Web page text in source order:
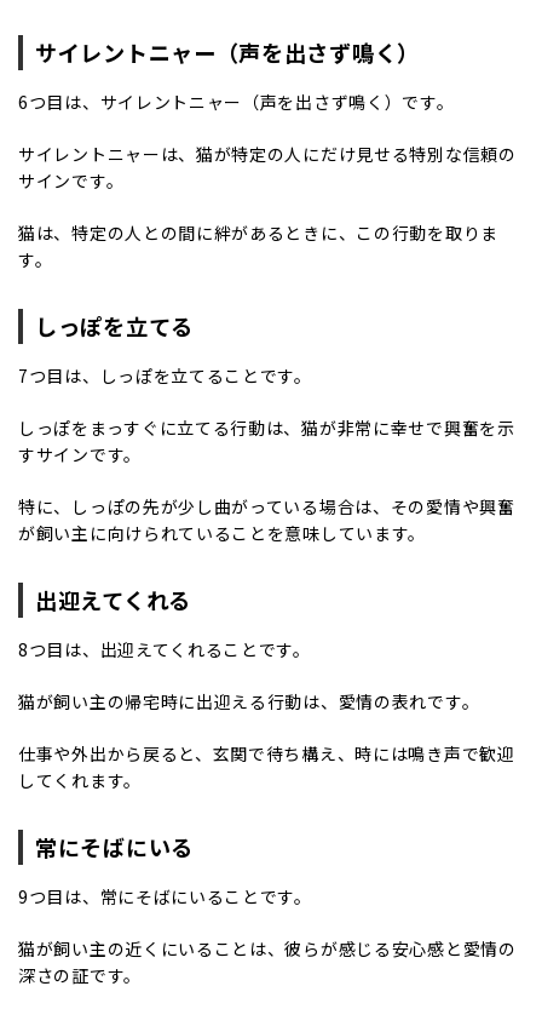
サイレントニャー（声を出さず鳴く）
6つ目は、サイレントニャー（声を出さず鳴く）です。
サイレントニャーは、猫が特定の人にだけ見せる特別な信頼の
サインです。
猫は、特定の人との間に絆があるときに、この行動を取りま
す。
しっぽを立てる
7つ目は、しっぽを立てることです。
しっぽをまっすぐに立てる行動は、猫が非常に幸せで興奮を示
すサインです。
特に、しっぽの先が少し曲がっている場合は、その愛情や興奮
が飼い主に向けられていることを意味しています。
出迎えてくれる
8つ目は、出迎えてくれることです。
猫が飼い主の帰宅時に出迎える行動は、愛情の表れです。
仕事や外出から戻ると、玄関で待ち構え、時には鳴き声で歓迎
してくれます。
常にそばにいる
9つ目は、常にそばにいることです。
猫が飼い主の近くにいることは、彼らが感じる安心感と愛情の
深さの証です。